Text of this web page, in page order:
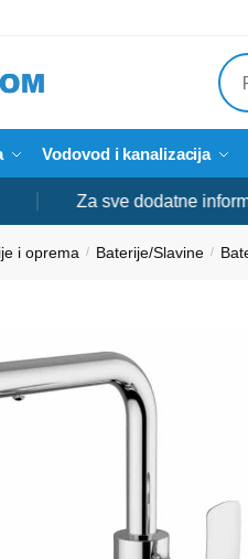
Vodovod i kanalizacija
Za sve dodatne
i oprema / Baterije/Slavine /